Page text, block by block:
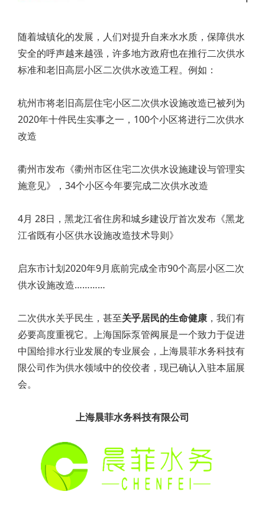
随着城镇化的发展，人们对提升自来水水质，保障供水
安全的呼声越来越强，许多地方政府也在推行二次供水
标准和老旧高层小区二次供水改造工程。例如：
杭州市将老旧高层住宅小区二次供水设施改造已被列为
2020年十件民生实事之一，100个小区将进行二次供水
改造
衢州市发布《衢州市区住宅二次供水设施建设与管理实
施意见》，34个小区今年要完成二次供水改造
4月 28日，黑龙江省住房和城乡建设厅首次发布《黑龙
江省既有小区供水设施改造技术导则》
启东市计划2020年9月底前完成全市90个高层小区二次
供水设施改造…………
二次供水关乎民生，甚至关乎居民的生命健康 ，我们有
必要高度重视它。上海国际泵管阀展是一个致力于促进
中国给排水行业发展的专业展会，上海晨菲水务科技有
限公司作为供水领域中的佼佼者，现已确认入驻本届展
会。
上海晨菲水务科技有限公司